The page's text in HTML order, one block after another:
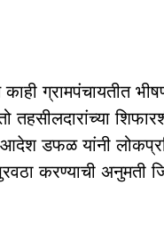
ग्रामपंचायतीत
डफळ यांनी
करण्याची अनुमती